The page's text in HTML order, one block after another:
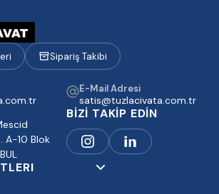
Sipariş Takibi
E-Mail Adresi
satis@tuzlacivata.com.tr
A-10 Blok
BİZİ TAKİP EDİN